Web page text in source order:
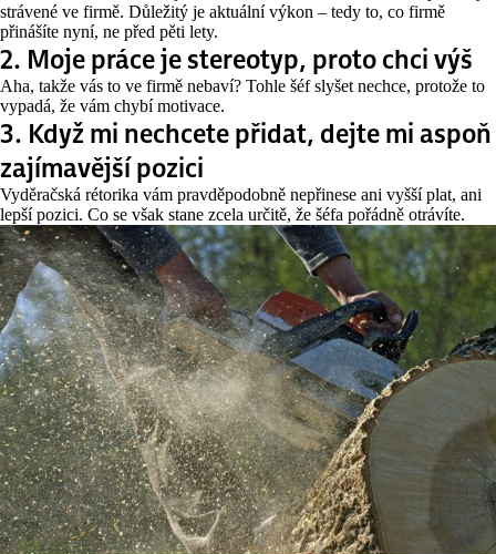
strávené ve firmě. Důležitý je aktuální výkon – tedy to, co firmě
přinášíte nyní, ne před pěti lety.
2. Moje práce je stereotyp, proto chci výš
Aha, takže vás to ve firmě nebaví? Tohle šéf slyšet nechce, protože to
vypadá, že vám chybí motivace.
3. Když mi nechcete přidat, dejte mi aspoň
zajímavější pozici
Vyděračská rétorika vám pravděpodobně nepřinese ani vyšší plat, ani
lepší pozici. Co se však stane zcela určitě, že šéfa pořádně otrávíte.